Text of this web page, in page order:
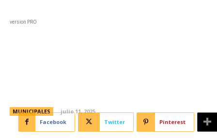
version PRO
MUNICIPALES
julio 11, 2025
Facebook
Twitter Pinterest